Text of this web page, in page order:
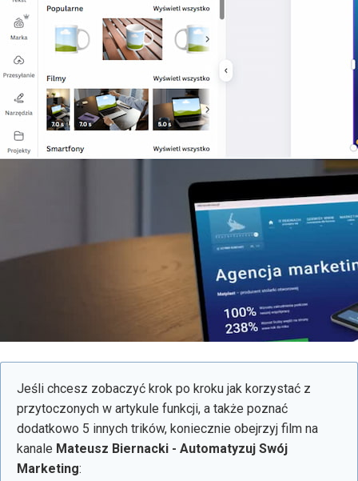
Jeśli chcesz zobaczyć krok po kroku jak korzystać z
przytoczonych w artykule funkcji, a także poznać
dodatkowo 5 innych trików, koniecznie obejrzyj film na
kanale Mateusz Biernacki - Automatyzuj Swój
Marketing: